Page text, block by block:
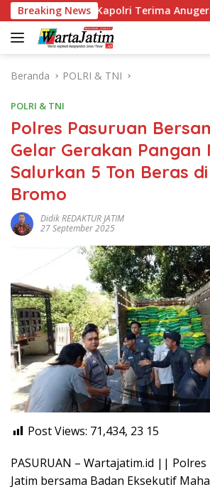
Langsung
ke
konten
Breaking News
Kapolri Terima Anugerah Anggota
Beranda POLRI & TNI
POLRI & TNI
Polres Pasuruan
Gelar Gerakan Pangan
Salurkan 5 Ton Beras
Bromo
Didik REDAKTUR JATIM
27 September 2025
Post Views: 71,434, 23 15
PASURUAN – Wartajatim.id ||
Jatim bersama Badan Eksekutif